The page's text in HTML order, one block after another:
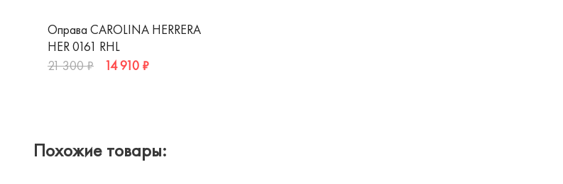
Оправа CAROLINA HERRERA
HER 0161 RHL
21 300 ₽
14 910 ₽
Похожие товары: